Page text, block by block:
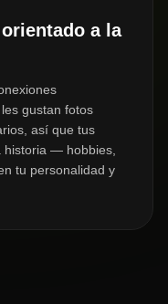
a la
gustan fotos
así que tus
historia — hobbies,
tu personalidad y